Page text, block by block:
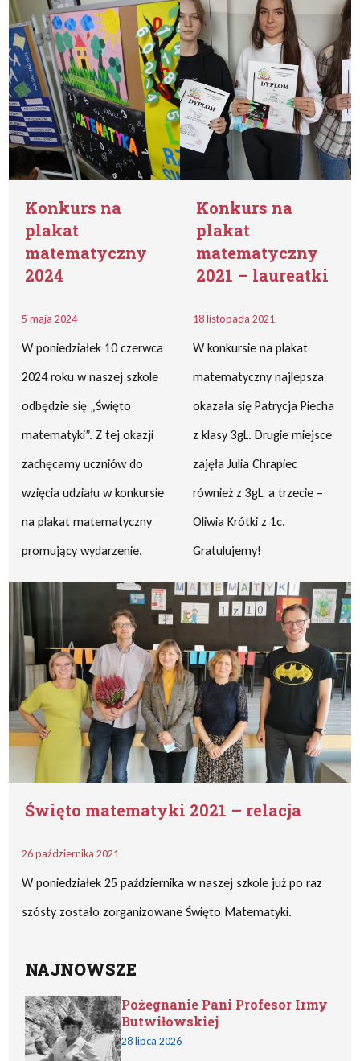
Konkurs na
plakat
matematyczny
2024
5 maja 2024
W poniedziałek 10 czerwca
2024 roku w naszej szkole
odbędzie się „Święto
matematyki”. Z tej okazji
zachęcamy uczniów do
wzięcia udziału w konkursie
na plakat matematyczny
promujący wydarzenie.
Konkurs na
plakat
matematyczny
2021 – laureatki
18 listopada 2021
W konkursie na plakat
matematyczny najlepsza
okazała się Patrycja Piecha
z klasy 3gL. Drugie miejsce
zajęła Julia Chrapiec
również z 3gL, a trzecie –
Oliwia Krótki z 1c.
Gratulujemy!
Święto matematyki 2021 – relacja
26 października 2021
W poniedziałek 25 października w naszej szkole już po raz
szósty zostało zorganizowane Święto Matematyki.
NAJNOWSZE
Pożegnanie Pani Profesor Irmy
Butwiłowskiej
28 lipca 2026